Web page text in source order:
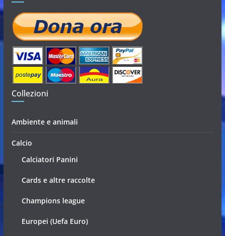
Collezioni
Ambiente e animali
Calcio
Calciatori Panini
Cards e altre raccolte
Champions league
Europei (Uefa Euro)